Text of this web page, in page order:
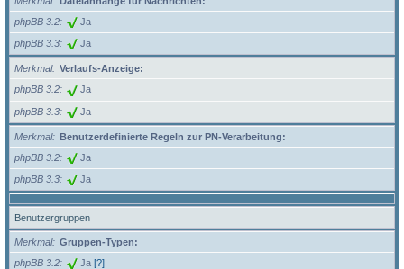
phpBB 3.2
Ja
phpBB 3.3 Ja
Merkmal
Verlaufs-Anzeige:
phpBB 3.2
Ja
phpBB 3.3 Ja
Merkmal
Benutzerdefinierte Regeln zur PN-Verarbeitung:
phpBB 3.2
Ja
phpBB 3.3 Ja
Benutzergruppen
Merkmal
Gruppen-Typen:
phpBB 3.2
Ja [?]